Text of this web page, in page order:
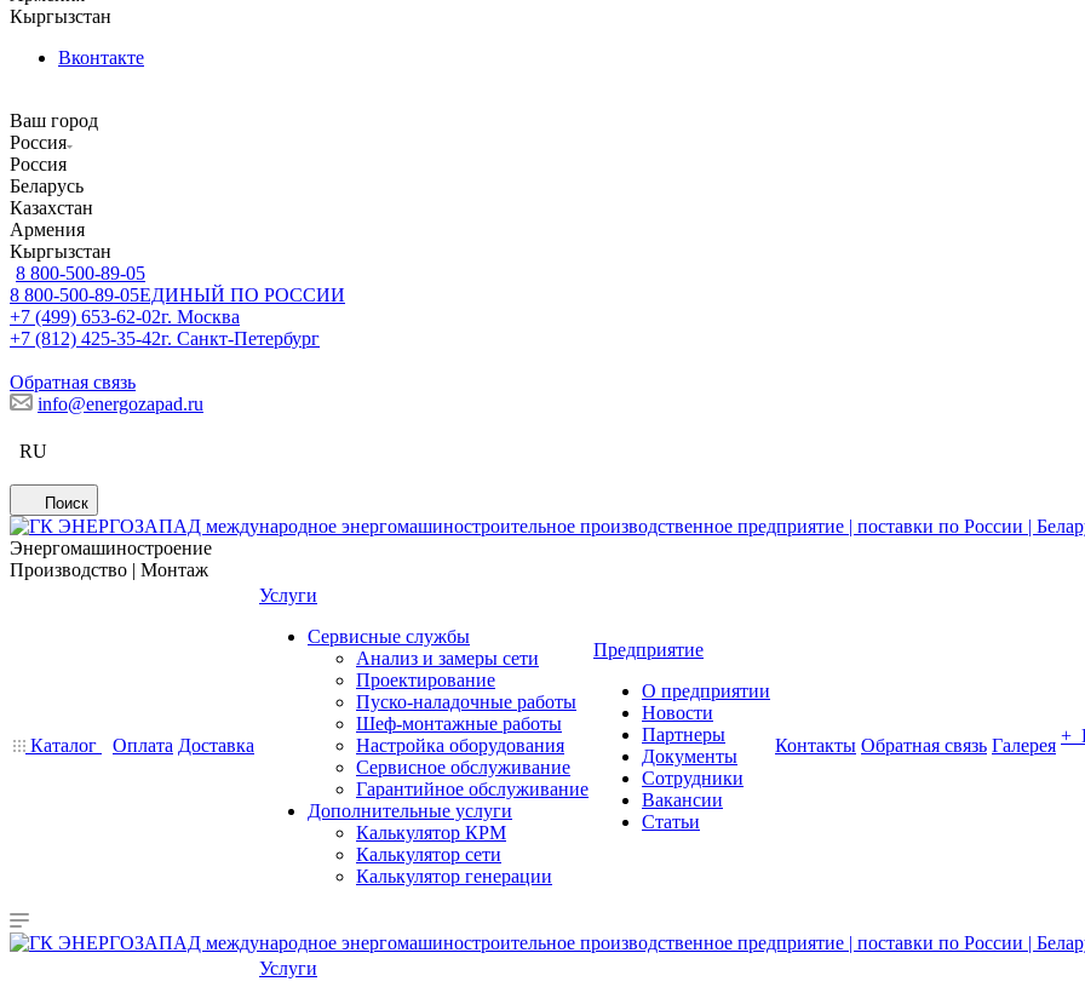
Кыргызстан
Вконтакте
Ваш город
Россия
Россия
Беларусь
Казахстан
Армения
Кыргызстан
8 800-500-89-05
8 800-500-89-05ЕДИНЫЙ ПО РОССИИ
+7 (499) 653-62-02г. Москва
+7 (812) 425-35-42г. Санкт-Петербург
Обратная связь
info@energozapad.ru
RU
Поиск
Энергомашиностроение
Производство | Монтаж
Каталог Оплата Доставка
Услуги
Сервисные службы
Анализ и замеры сети
Проектирование
Пуско-наладочные работы
Шеф-монтажные работы
Настройка оборудования
Сервисное обслуживание
Гарантийное обслуживание
Дополнительные услуги
Калькулятор КРМ
Калькулятор сети
Калькулятор генерации
Предприятие
О предприятии
Новости
Партнеры
Документы
Сотрудники
Вакансии
Статьи
Контакты Обратная связь Галерея +
Услуги